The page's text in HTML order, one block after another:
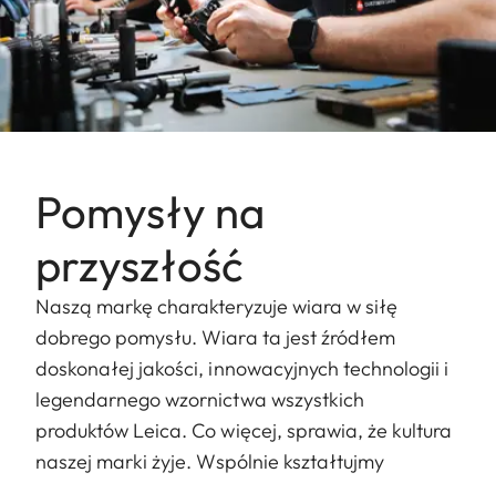
Pomysły na
przyszłość
Naszą markę charakteryzuje wiara w siłę
dobrego pomysłu. Wiara ta jest źródłem
doskonałej jakości, innowacyjnych technologii i
legendarnego wzornictwa wszystkich
produktów Leica. Co więcej, sprawia, że kultura
naszej marki żyje. Wspólnie kształtujmy